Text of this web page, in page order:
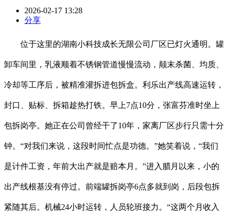
2026-02-17 13:28
分享
位于这里的湖南小科技成长无限公司厂区已灯火通明。罐
卸车间里，乳液顺着不锈钢管道慢慢流动，颠末杀菌、均质、
冷却等工序后，被精准灌拆进包拆盒。利乐出产线高速运转，
封口、贴标、拆箱趁热打铁。早上7点10分，张富芬准时坐上
包拆岗亭。她正在公司曾经干了10年，家离厂区步行只需十分
钟。“对我们来说，这段时间忙点是功德。”她笑着说，“我们
是计件工资，年前大出产就是赔本月。”进入腊月以来，小的
出产线根基没有停过。前端罐拆岗亭6点多就到岗，后段包拆
紧随其后。机械24小时运转，人员轮班接力。“这两个月收入